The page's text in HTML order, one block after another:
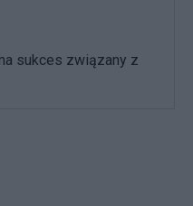
sukces związany z